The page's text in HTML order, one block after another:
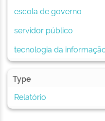
escola de governo
servidor público
tecnologia da
Type
Relatório